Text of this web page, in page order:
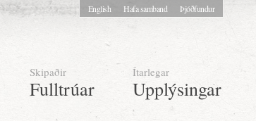
Skipaðir
Fulltrúar
Ítarlegar
Upplýsingar
English Hafa samband Þjóðfundur